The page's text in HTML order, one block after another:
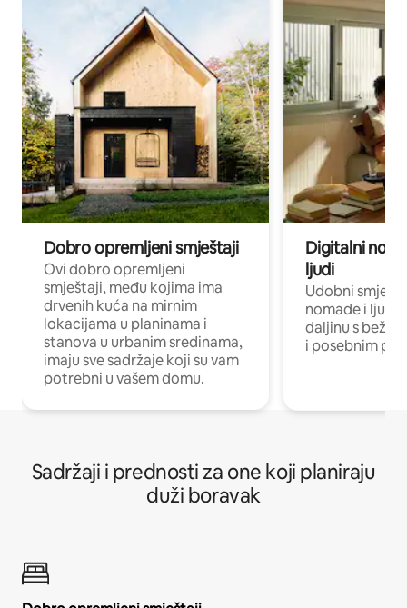
Dobro opremljeni smještaji
Ovi dobro opremljeni
smještaji, među kojima ima
drvenih kuća na mirnim
lokacijama u planinama i
stanova u urbanim sredinama,
imaju sve sadržaje koji su vam
potrebni u vašem domu.
Digitalni
ljudi
Udobni
nomade i ljude
daljinu s
i posebnim
Sadržaji i prednosti za one koji planiraju
duži boravak